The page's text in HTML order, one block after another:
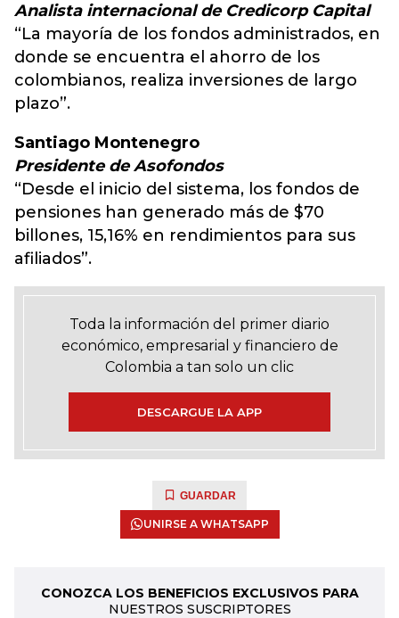
Analista internacional de Credicorp Capital
“La mayoría de los fondos administrados, en
donde se encuentra el ahorro de los
colombianos, realiza inversiones de largo
plazo”.
Santiago Montenegro
Presidente de Asofondos
“Desde el inicio del sistema, los fondos de
pensiones han generado más de $70
billones, 15,16% en rendimientos para sus
afiliados”.
Toda la información del primer diario
económico, empresarial y financiero de
Colombia a tan solo un clic
DESCARGUE LA APP
GUARDAR
UNIRSE A WHATSAPP
CONOZCA LOS BENEFICIOS EXCLUSIVOS PARA
NUESTROS SUSCRIPTORES